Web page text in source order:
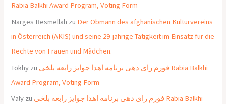
Rabia Balkhi Award Program, Voting Form
Narges Besmellah zu Der Obmann des afghanischen Kulturvereins
in Österreich (AKIS) und seine 29-jährige Tätigkeit im Einsatz für die
Rechte von Frauen und Mädchen.
Tokhy zu فورم رای دهی برنامه اهدا جوایز رابعه بلخی Rabia Balkhi
Award Program, Voting Form
Valy zu فورم رای دهی برنامه اهدا جوایز رابعه بلخی Rabia Balkhi